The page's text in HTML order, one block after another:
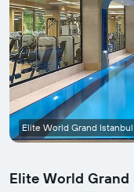
Elite World Grand
Elite World Grand